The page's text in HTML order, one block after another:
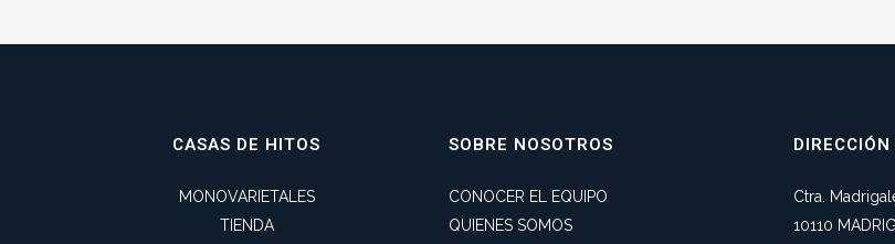
CASAS DE HITOS
MONOVARIETALES
TIENDA
SOBRE NOSOTROS
CONOCER EL EQUIPO
QUIENES SOMOS
DIRECCIÓN
Ctra.
10110